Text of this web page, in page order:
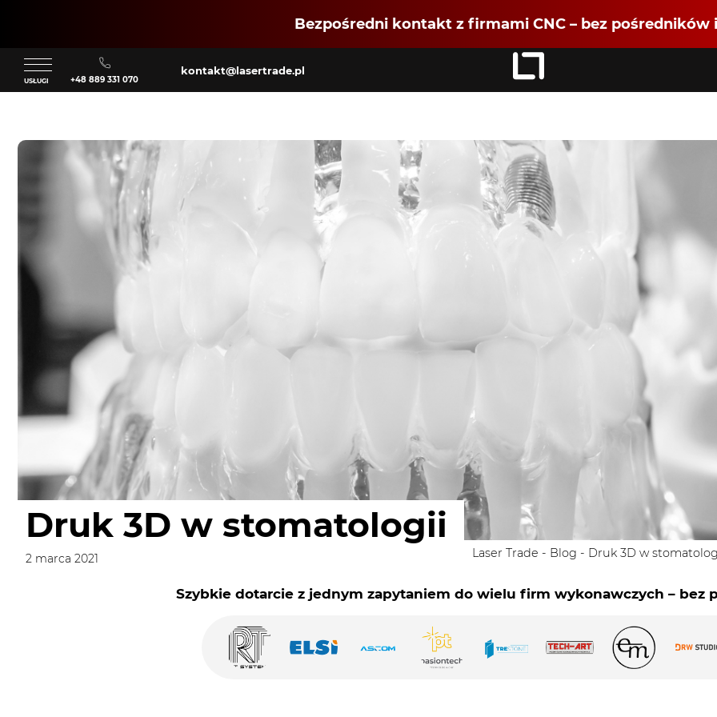
Bezpośredni kontakt z firmami CNC – bez pośredników
Zaloguj się
Klient Dołącz jako Partner CNC
USŁUGI +48 889 331 070
kontakt@lasertrade.pl
Druk 3D w stomatologii
2 marca 2021 Laser Trade - Blog - Druk 3D w